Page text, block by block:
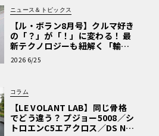
ニュース＆トピックス
【ル・ボラン8月号】クルマ好き
の「？」が「！」に変わる！ 最
新テクノロジーも紐解く「輸入
車Q&A」
2026 6/25
コラム
【LE VOLANT LAB】同じ骨格
でどう違う？ プジョー5008／シ
トロエンC5エアクロス／DS Nº4